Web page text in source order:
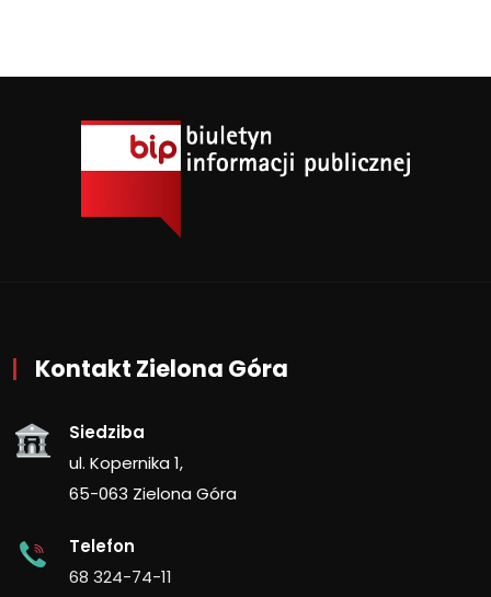
Kontakt Zielona Góra
Siedziba
ul. Kopernika 1,
65-063 Zielona Góra
Telefon
68 324-74-11